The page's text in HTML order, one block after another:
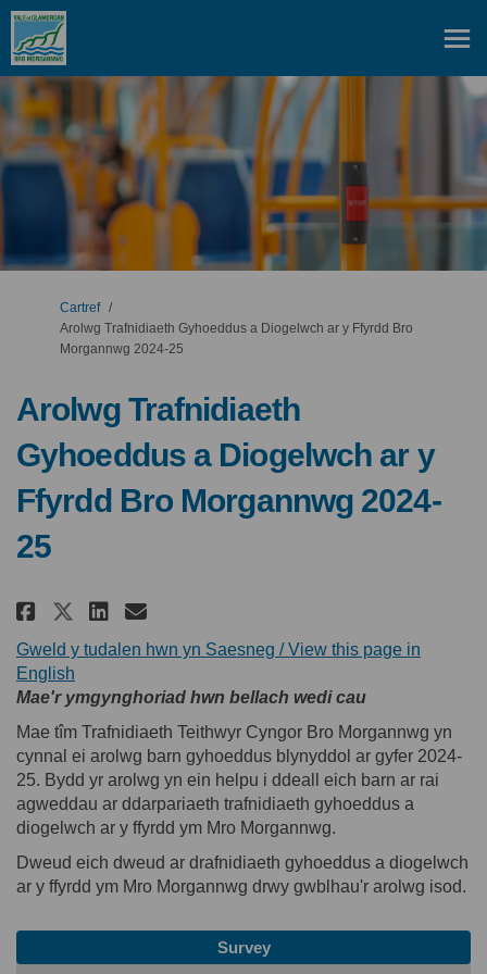
Rydych yma:
Cartref
Arolwg Trafnidiaeth Gyhoeddus a Diogelwch ar y Ffyrdd Bro
Morgannwg 2024-25
Arolwg Trafnidiaeth
Gyhoeddus a Diogelwch ar y
Ffyrdd Bro Morgannwg 2024-
25
Rhannu Arolwg Trafnidiaeth
Rhannu Arolwg Trafnidiaeth
Rhannu Arolwg
E-bost Arolwg
Gweld y tudalen hwn yn Saesneg / View this page in
English
Mae'r ymgynghoriad hwn bellach wedi cau
Mae tîm Trafnidiaeth Teithwyr Cyngor Bro Morgannwg yn
cynnal ei arolwg barn gyhoeddus blynyddol ar gyfer 2024-
25. Bydd yr arolwg yn ein helpu i ddeall eich barn ar rai
agweddau ar ddarpariaeth trafnidiaeth gyhoeddus a
diogelwch ar y ffyrdd ym Mro Morgannwg.
Dweud eich dweud ar drafnidiaeth gyhoeddus a diogelwch
ar y ffyrdd ym Mro Morgannwg drwy gwblhau'r arolwg isod.
Survey